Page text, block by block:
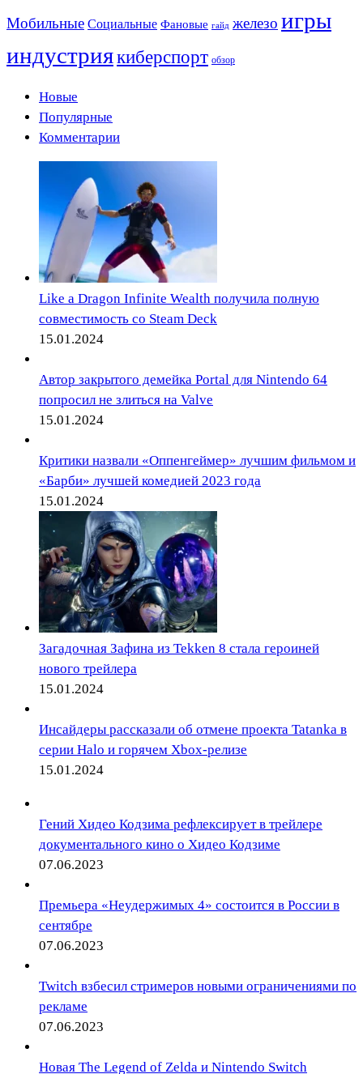
Мобильные Социальные Фановые гайд железо игры
индустриякиберспорт обзор
Новые
Популярные
Комментарии
Like a Dragon Infinite Wealth получила полную
совместимость со Steam Deck
15.01.2024
Автор закрытого демейка Portal для Nintendo 64
попросил не злиться на Valve
15.01.2024
Критики назвали «Оппенгеймер» лучшим фильмом и
«Барби» лучшей комедией 2023 года
15.01.2024
Загадочная Зафина из Tekken 8 стала героиней
нового трейлера
15.01.2024
Инсайдеры рассказали об отмене проекта Tatanka в
серии Halo и горячем Xbox-релизе
15.01.2024
Гений Хидео Кодзима рефлексирует в трейлере
документального кино о Хидео Кодзиме
07.06.2023
Премьера «Неудержимых 4» состоится в России в
сентябре
07.06.2023
Twitch взбесил стримеров новыми ограничениями по
рекламе
07.06.2023
Новая The Legend of Zelda и Nintendo Switch